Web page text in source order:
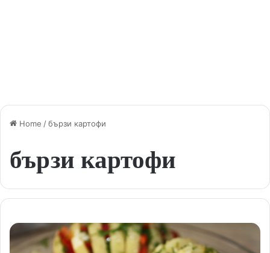
Home /бързи картофи
бързи картофи